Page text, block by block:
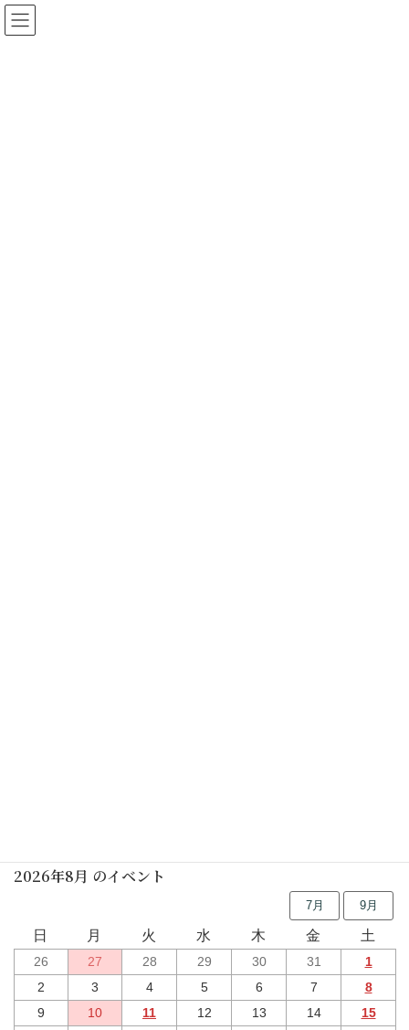
2026年8月 のイベント
7月 9月
日 月 火 水 木 金 土
26 27 28 29 30 31
1
2
3 4 5 6 7
8
9
10 11 12 13 14
15